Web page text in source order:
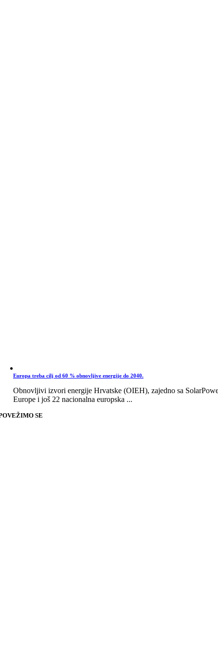
Europa treba cilj od 60 % obnovljive energije do 2040.
Obnovljivi izvori energije Hrvatske (OIEH), zajedno sa
Europe i još 22 nacionalna europska ...
SE